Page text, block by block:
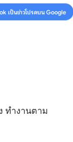
เป็นข่าวโปรดบน Google
ทำงานตาม